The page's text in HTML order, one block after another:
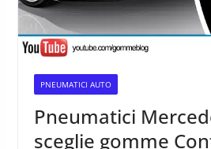
PNEUMATICI AUTO
Pneumatici
sceglie gomme